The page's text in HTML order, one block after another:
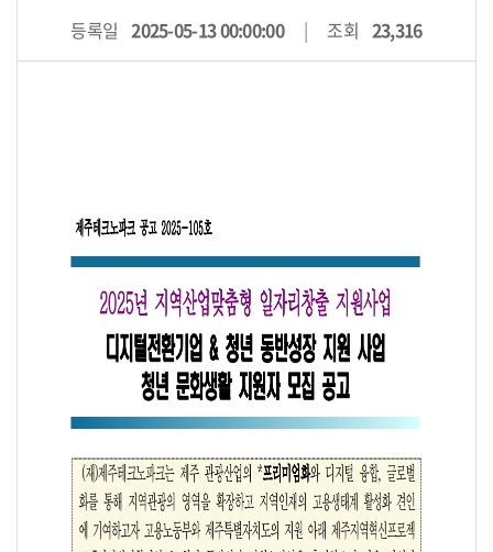
등록일 2025-05-13 00:00:00 조회 23,316